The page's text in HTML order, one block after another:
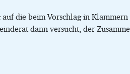
die beim Vorschlag in
dann versucht, der